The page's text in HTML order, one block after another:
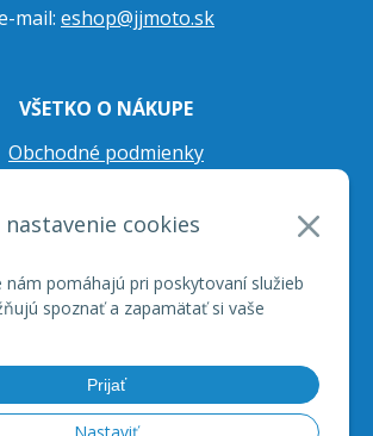
nastavenie cookies
nám pomáhajú pri poskytovaní služieb
spoznať a zapamätať si vaše
Prijať
mail: eshop@jjmoto.sk
VŠETKO O NÁKUPE
Obchodné podmienky
Prepravné podmienky